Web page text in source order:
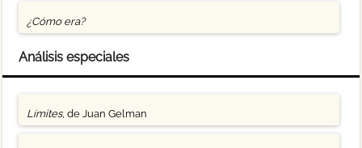
¿Cómo era?
Análisis especiales
Límites, de Juan Gelman